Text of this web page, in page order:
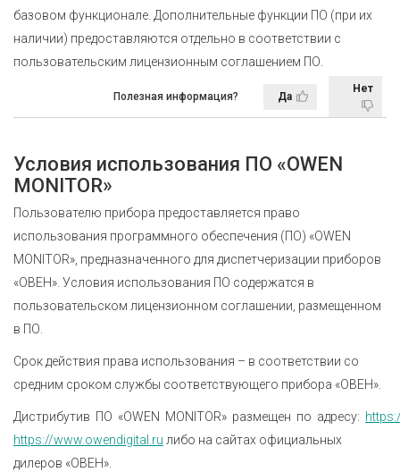
базовом функционале. Дополнительные функции ПО (при их
наличии) предоставляются отдельно в соответствии с
пользовательским лицензионным соглашением ПО.
Полезная информация? Да
Нет
Условия использования ПО «OWEN
MONITOR»
Пользователю прибора предоставляется право
использования программного обеспечения (ПО) «OWEN
MONITOR», предназначенного для диспетчеризации приборов
«ОВЕН». Условия использования ПО содержатся в
пользовательском лицензионном соглашении, размещенном
в ПО.
Срок действия права использования – в соответствии со
средним сроком службы соответствующего прибора «ОВЕН».
Дистрибутив ПО «OWEN MONITOR» размещен по адресу:
https://www.owendigital.ru либо на сайтах официальных
дилеров «ОВЕН».